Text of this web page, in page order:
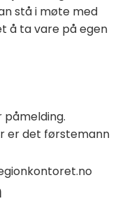
stå i møte med
å ta vare på egen
påmelding.
er det førstemann